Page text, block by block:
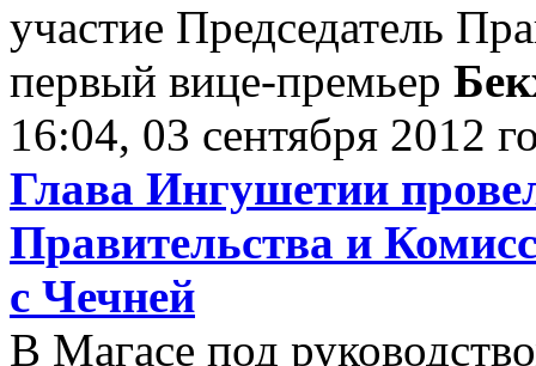
участие Председатель
первый вице-премьер
16:04, 03 сентября 2012
Глава Ингушетии
Правительства и
с Чечней
В Магасе под